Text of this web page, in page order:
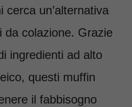
cerca un’alternativa
da colazione. Grazie
ingredienti ad alto
questi muffin
il fabbisogno